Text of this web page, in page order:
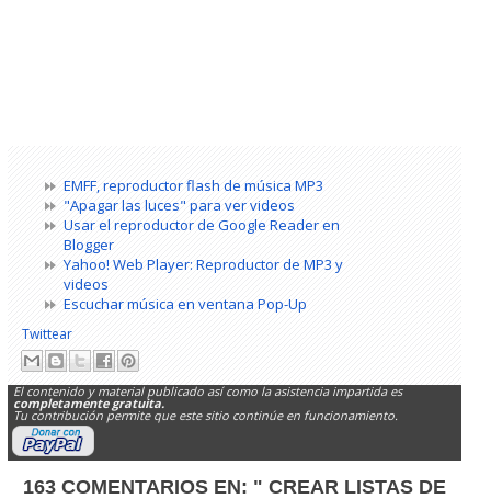
EMFF, reproductor flash de música MP3
"Apagar las luces" para ver videos
Usar el reproductor de Google Reader en
Blogger
Yahoo! Web Player: Reproductor de MP3 y
videos
Escuchar música en ventana Pop-Up
Twittear
El contenido y material publicado así como la asistencia impartida es
completamente gratuita.
Tu contribución permite que este sitio continúe en funcionamiento.
163 COMENTARIOS EN: " CREAR LISTAS DE